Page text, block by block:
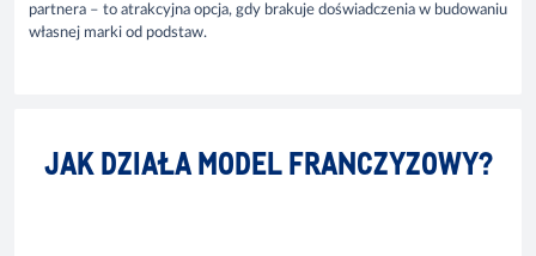
partnera – to atrakcyjna opcja, gdy brakuje doświadczenia w budowaniu
własnej marki od podstaw.
JAK DZIAŁA MODEL FRANCZYZOWY?